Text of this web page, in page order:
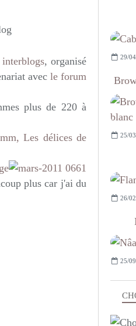
, organisé
avec le forum
plus de 220 à
Les délices de
plus car j'ai du
29/
25/
26/
25/